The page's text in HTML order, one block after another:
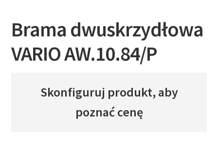
Brama dwuskrzydłowa
VARIO AW.10.84/P
Skonfiguruj produkt, aby
poznać cenę